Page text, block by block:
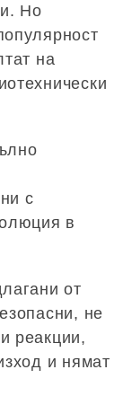
Но
на
с
в
от
не
реакции,
и нямат